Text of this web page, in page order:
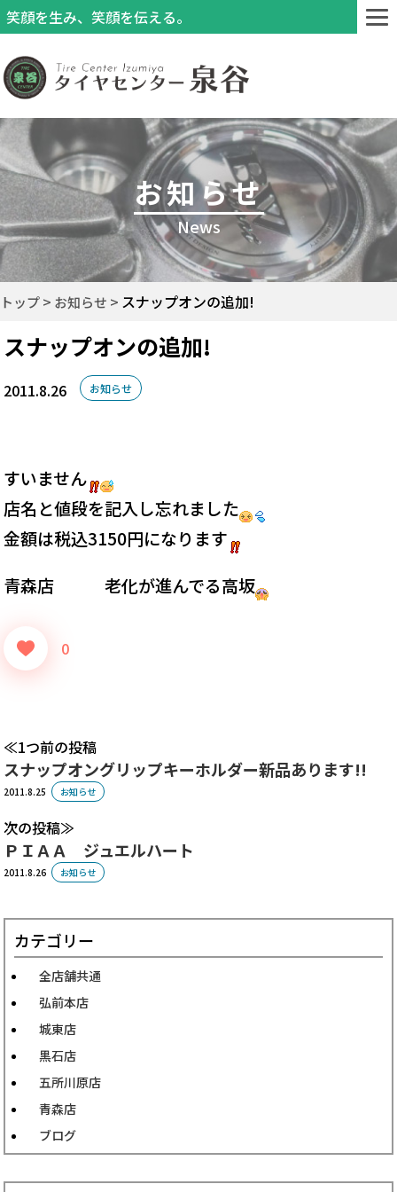
笑顔を生み、笑顔を伝える。
お知らせ
News
トップ お知らせ スナップオンの追加!
スナップオンの追加!
2011.8.26 お知らせ
すいません
店名と値段を記入し忘れました
金額は税込3150円になります
青森店 老化が進んでる高坂
0
1つ前の投稿
スナップオングリップキーホルダー新品あります!!
2011.8.25 お知らせ
次の投稿
ＰＩＡＡ ジュエルハート
2011.8.26 お知らせ
カテゴリー
全店舗共通
弘前本店
城東店
黒石店
五所川原店
青森店
ブログ